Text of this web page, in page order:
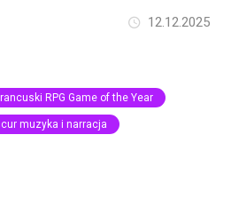
12.12.2025
RPG Game of the Year
muzyka i narracja